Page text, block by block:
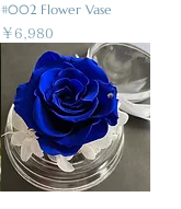
#002 Flower Vase
価格
￥6,980